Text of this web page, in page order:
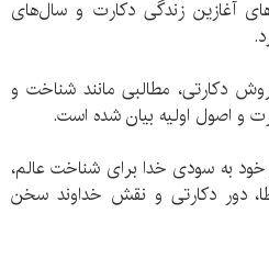
آغازین زندگی دکارت و سال‌های
دکارتی، مطالبی مانند شناخت و
و‌ اصول اولیه بیان شده است.
به سودی خدا برای شناخت عالم،‌
دور دکارتی و نقش خداوند‌ سخن